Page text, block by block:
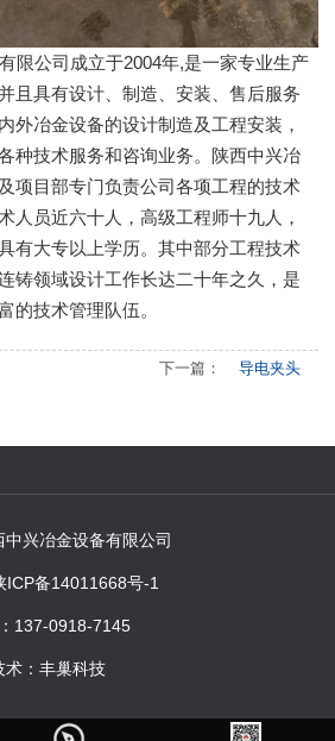
限公司成立于2004年,是一家专业生产
且具有设计、制造、安装、售后服务
外冶金设备的设计制造及工程安装，
种技术服务和咨询业务。陕西中兴冶
项目部专门负责公司各项工程的技术
人员近六十人，高级工程师十九人，
有大专以上学历。其中部分工程技术
铸领域设计工作长达二十年之久，是
的技术管理队伍。
下一篇： 导电夹头
中兴冶金设备有限公司
ICP备14011668号-1
137-0918-7145
术：丰巢科技